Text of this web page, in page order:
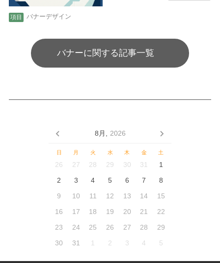
バナーデザイン
バナーに関する記事一覧
8月, 2026
日 月 火 水 木 金 土
26 27 28 29 30 31
1
2
3 4 5 6 7
8
9
10 11 12 13 14
15
16
17 18 19 20 21
22
23
24 25 26 27 28
29
30
31 1 2 3 4 5